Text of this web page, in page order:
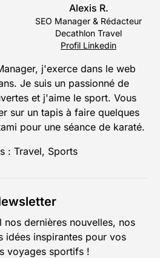
Alexis R.
SEO Manager & Rédacteur
Decathlon Travel
Profil Linkedin
j'exerce dans le web
Je suis un passionné de
et j'aime le sport. Vous
sur un tapis à faire quelques
pour une séance de karaté.
: Travel, Sports
nos dernières nouvelles, nos
idées inspirantes pour vos
voyages sportifs !